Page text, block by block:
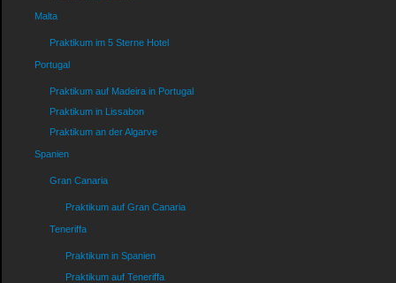
Malta
Praktikum im 5 Sterne Hotel
Portugal
Praktikum auf Madeira in Portugal
Praktikum in Lissabon
Praktikum an der Algarve
Spanien
Gran Canaria
Praktikum auf Gran Canaria
Teneriffa
Praktikum in Spanien
Praktikum auf Teneriffa